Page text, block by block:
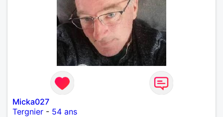
Micka027
Tergnier - 54 ans